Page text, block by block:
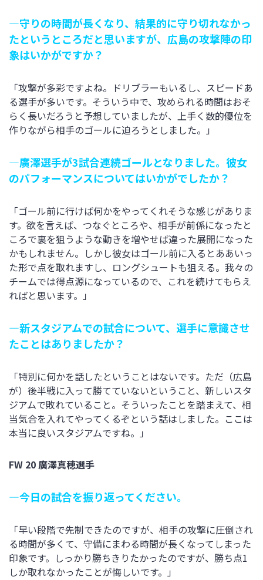
―守りの時間が長くなり、結果的に守り切れなかっ
たというところだと思いますが、広島の攻撃陣の印
象はいかがですか？
「攻撃が多彩ですよね。ドリブラーもいるし、スピードあ
る選手が多いです。そういう中で、攻められる時間はおそ
らく長いだろうと予想していましたが、上手く数的優位を
作りながら相手のゴールに迫ろうとしました。」
―廣澤選手が3試合連続ゴールとなりました。彼女
のパフォーマンスについてはいかがでしたか？
「ゴール前に行けば何かをやってくれそうな感じがありま
す。欲を言えば、つなぐところや、相手が前係になったと
ころで裏を狙うような動きを増やせば違った展開になった
かもしれません。しかし彼女はゴール前に入るとああいっ
た形で点を取れますし、ロングシュートも狙える。我々の
チームでは得点源になっているので、これを続けてもらえ
ればと思います。」
―新スタジアムでの試合について、選手に意識させ
たことはありましたか？
「特別に何かを話したということはないです。ただ（広島
が）後半戦に入って勝てていないということ、新しいスタ
ジアムで敗れていること。そういったことを踏まえて、相
当気合を入れてやってくるぞという話はしました。ここは
本当に良いスタジアムですね。」
FW 20 廣澤真穂選手
―今日の試合を振り返ってください。
「早い段階で先制できたのですが、相手の攻撃に圧倒され
る時間が多くて、守備にまわる時間が長くなってしまった
印象です。しっかり勝ちきりたかったのですが、勝ち点1
しか取れなかったことが悔しいです。」